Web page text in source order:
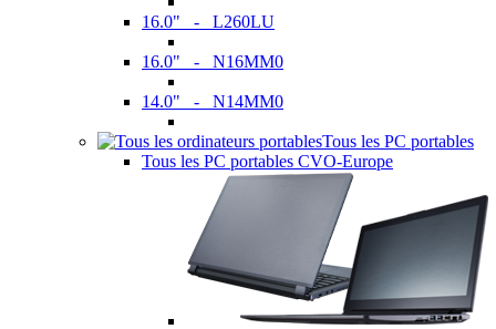
16.0" - L260LU
16.0" - N16MM0
14.0" - N14MM0
Tous les PC portables
Tous les PC portables CVO-Europe